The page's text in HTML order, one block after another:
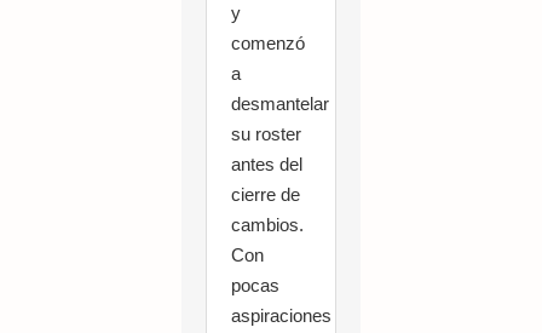
y
comenzó
a
desmantelar
su roster
antes del
cierre de
cambios.
Con
pocas
aspiraciones